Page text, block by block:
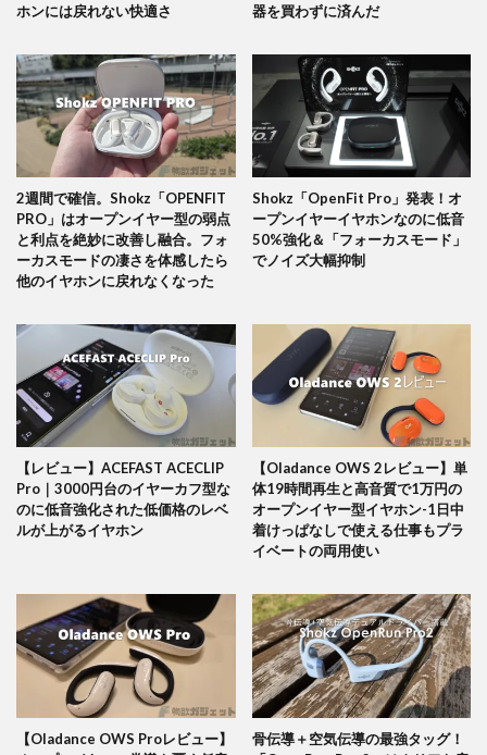
ホンには戻れない快適さ
器を買わずに済んだ
2週間で確信。Shokz「OPENFIT
PRO」はオープンイヤー型の弱点
と利点を絶妙に改善し融合。フォ
ーカスモードの凄さを体感したら
他のイヤホンに戻れなくなった
Shokz「OpenFit Pro」発表！オ
ープンイヤーイヤホンなのに低音
50%強化＆「フォーカスモード」
でノイズ大幅抑制
【レビュー】ACEFAST ACECLIP
Pro｜3000円台のイヤーカフ型な
のに低音強化された低価格のレベ
ルが上がるイヤホン
【Oladance OWS 2レビュー】単
体19時間再生と高音質で1万円の
オープンイヤー型イヤホン-1日中
着けっぱなしで使える仕事もプラ
イベートの両用使い
【Oladance OWS Proレビュー】
骨伝導＋空気伝導の最強タッグ！